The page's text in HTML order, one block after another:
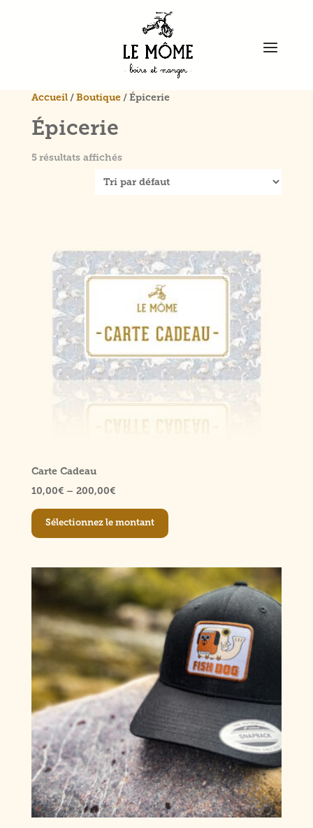
Accueil/ Boutique/ Épicerie
Épicerie
5 résultats affichés
Carte Cadeau
10,00€– 200,00€
Sélectionnez le montant
variations.
options
peuvent
être
choisies
la
page
produit